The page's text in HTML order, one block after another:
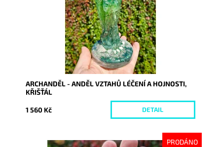
ARCHANDĚL - ANDĚL VZTAHŮ LÉČENÍ A HOJNOSTI,
KŘIŠŤÁL
1 560 Kč DETAIL
PRODÁNO